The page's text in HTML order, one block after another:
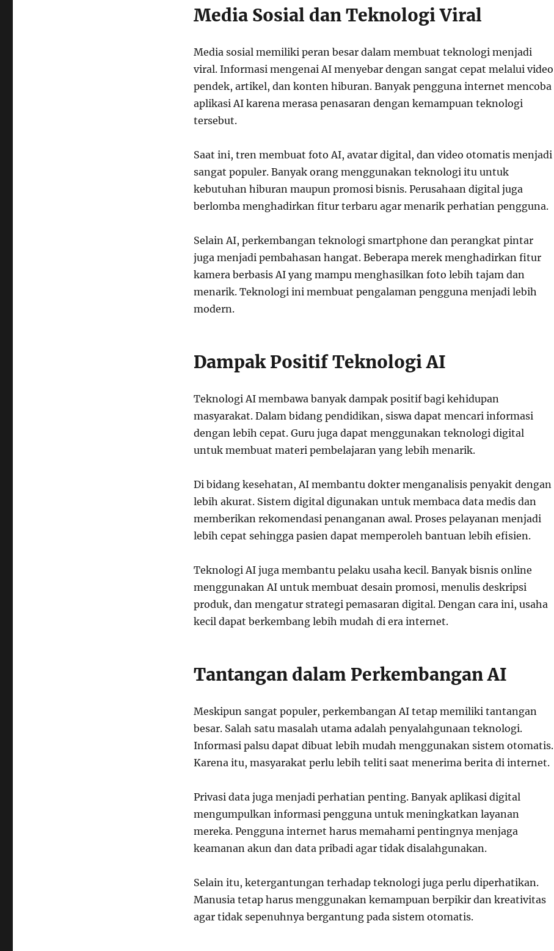
Media Sosial dan Teknologi Viral
Media sosial memiliki peran besar dalam membuat teknologi menjadi
viral. Informasi mengenai AI menyebar dengan sangat cepat melalui video
pendek, artikel, dan konten hiburan. Banyak pengguna internet mencoba
aplikasi AI karena merasa penasaran dengan kemampuan teknologi
tersebut.
Saat ini, tren membuat foto AI, avatar digital, dan video otomatis menjadi
sangat populer. Banyak orang menggunakan teknologi itu untuk
kebutuhan hiburan maupun promosi bisnis. Perusahaan digital juga
berlomba menghadirkan fitur terbaru agar menarik perhatian pengguna.
Selain AI, perkembangan teknologi smartphone dan perangkat pintar
juga menjadi pembahasan hangat. Beberapa merek menghadirkan fitur
kamera berbasis AI yang mampu menghasilkan foto lebih tajam dan
menarik. Teknologi ini membuat pengalaman pengguna menjadi lebih
modern.
Dampak Positif Teknologi AI
Teknologi AI membawa banyak dampak positif bagi kehidupan
masyarakat. Dalam bidang pendidikan, siswa dapat mencari informasi
dengan lebih cepat. Guru juga dapat menggunakan teknologi digital
untuk membuat materi pembelajaran yang lebih menarik.
Di bidang kesehatan, AI membantu dokter menganalisis penyakit dengan
lebih akurat. Sistem digital digunakan untuk membaca data medis dan
memberikan rekomendasi penanganan awal. Proses pelayanan menjadi
lebih cepat sehingga pasien dapat memperoleh bantuan lebih efisien.
Teknologi AI juga membantu pelaku usaha kecil. Banyak bisnis online
menggunakan AI untuk membuat desain promosi, menulis deskripsi
produk, dan mengatur strategi pemasaran digital. Dengan cara ini, usaha
kecil dapat berkembang lebih mudah di era internet.
Tantangan dalam Perkembangan AI
Meskipun sangat populer, perkembangan AI tetap memiliki tantangan
besar. Salah satu masalah utama adalah penyalahgunaan teknologi.
Informasi palsu dapat dibuat lebih mudah menggunakan sistem otomatis.
Karena itu, masyarakat perlu lebih teliti saat menerima berita di internet.
Privasi data juga menjadi perhatian penting. Banyak aplikasi digital
mengumpulkan informasi pengguna untuk meningkatkan layanan
mereka. Pengguna internet harus memahami pentingnya menjaga
keamanan akun dan data pribadi agar tidak disalahgunakan.
Selain itu, ketergantungan terhadap teknologi juga perlu diperhatikan.
Manusia tetap harus menggunakan kemampuan berpikir dan kreativitas
agar tidak sepenuhnya bergantung pada sistem otomatis.